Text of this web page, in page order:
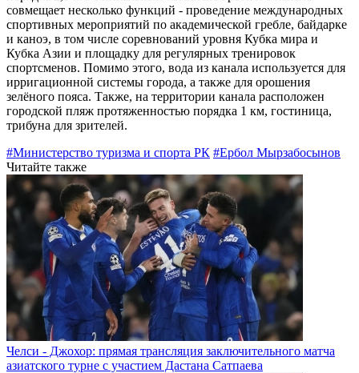
совмещает несколько функций - проведение международных
спортивных мероприятий по академической гребле, байдарке
и каноэ, в том числе соревнований уровня Кубка мира и
Кубка Азии и площадку для регулярных тренировок
спортсменов. Помимо этого, вода из канала используется для
ирригационной системы города, а также для орошения
зелёного пояса. Также, на территории канала расположен
городской пляж протяженностью порядка 1 км, гостиница,
трибуна для зрителей.
#Министерство туризма и спорта РК #Ербол Мырзабосынов
Читайте также
Челси - Джохор: прямая трансляция заключительного матча
азиатского турне с участием Дастана Сатпаева